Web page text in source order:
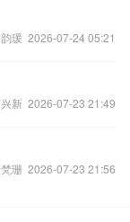
瑗 2026-07-24 05:21
新 2026-07-23 21:49
珊 2026-07-23 21:56